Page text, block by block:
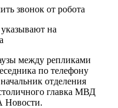
звонок от робота
между репликами
по телефону
отделения
главка МВД
Новости.